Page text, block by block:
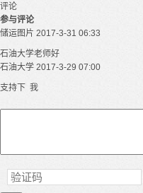
评论
参与评论
储运图片 2017-3-31 06:33
石油大学老师好
石油大学 2017-3-29 07:00
支持下 我